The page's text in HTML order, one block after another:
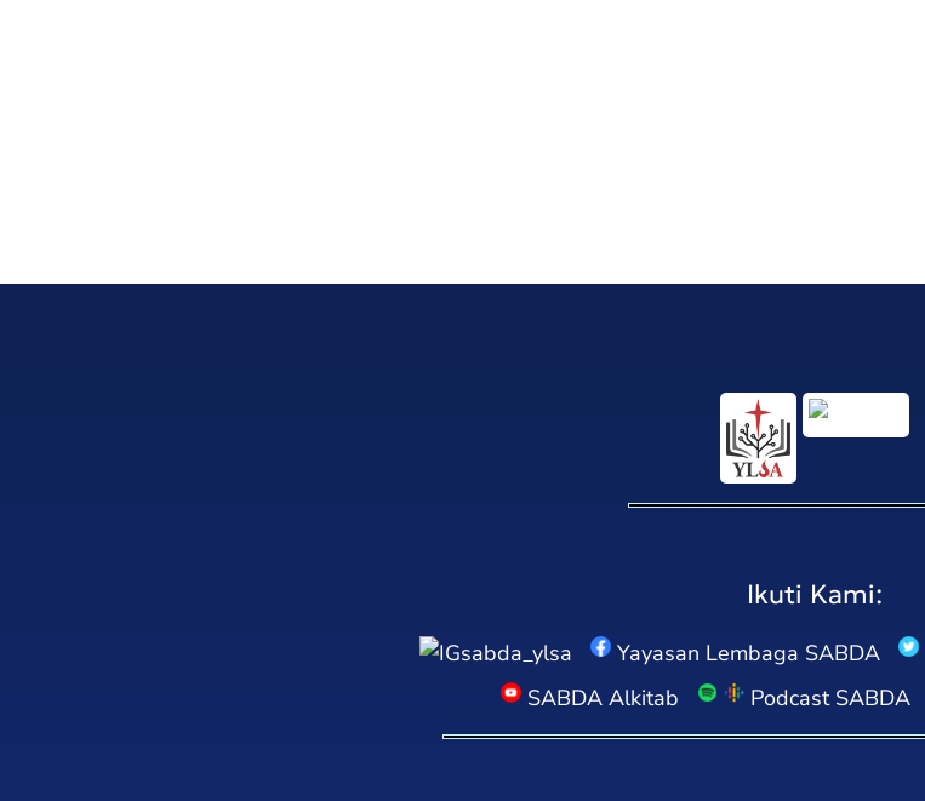
Ikuti Kami:
sabda_ylsa Yayasan Lembaga SABDA
SABDA Alkitab
Podcast SABDA